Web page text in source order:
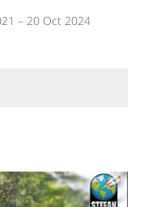
– 20 Oct 2024